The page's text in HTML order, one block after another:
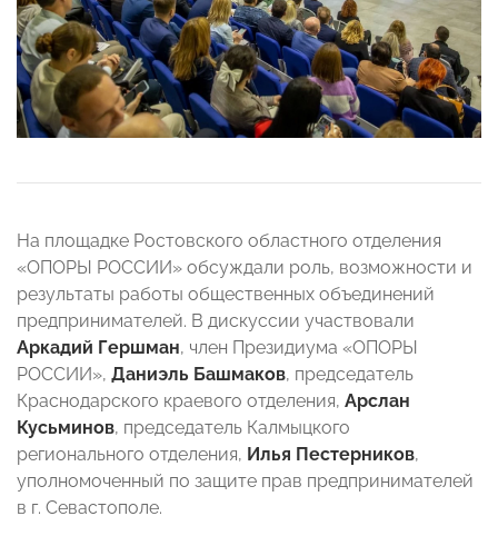
На площадке Ростовского областного отделения
«ОПОРЫ РОССИИ» обсуждали роль, возможности и
результаты работы общественных объединений
предпринимателей. В дискуссии участвовали
Аркадий Гершман, член Президиума «ОПОРЫ
РОССИИ», Даниэль Башмаков, председатель
Краснодарского краевого отделения, Арслан
Кусьминов, председатель Калмыцкого
регионального отделения, Илья Пестерников,
уполномоченный по защите прав предпринимателей
в г. Севастополе.